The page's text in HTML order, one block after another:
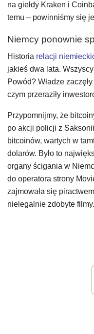
na giełdy Kraken i
temu – powinniśmy się
Niemcy ponownie
Historia relacji
jakieś dwa lata.
Powód? Władze
czym przeraziły
Przypomnijmy, że
po akcji policji z
bitcoinów, wartych w
dolarów. Było to
organy ścigania w
do operatora strony
zajmowała się
nielegalnie zdobyte filmy.